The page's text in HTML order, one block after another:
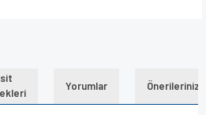
Yorumlar Önerileriniz